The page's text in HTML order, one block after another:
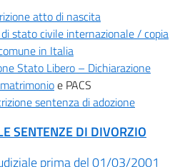
atto di nascita
stato civile internazionale / copia
in Italia
Stato Libero – Dichiarazione
e PACS
sentenza di adozione
SENTENZE DI DIVORZIO
prima del 01/03/2001